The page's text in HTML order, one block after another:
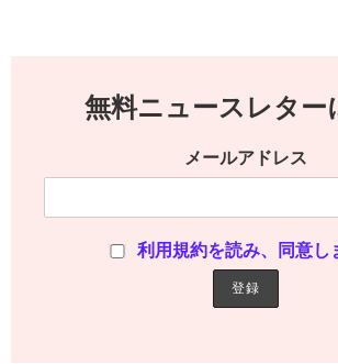
無料ニュースレター
メールアドレス
利用規約を読み、同意し